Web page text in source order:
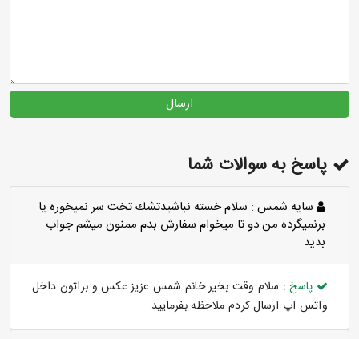
ارسال
پاسخ به سوالات شما
سايه شمس : سلام خسته نباشيدتشك تخت سر نميخوره يا
برنميگرده من دو تا ميخوام سفارش بدم ممنون ميشم جواب
بديد
پاسخ : سلام وقت بخیر خانم شمس عزیز عکس و براتون داخل
واتس اپ ارسال کردم ملاحظه بفرمایید .